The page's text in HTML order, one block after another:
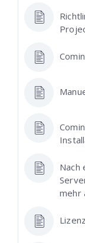
Nach
mehr